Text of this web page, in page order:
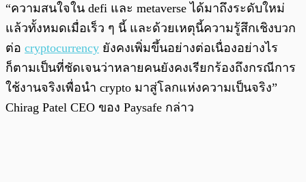
“ความสนใจใน defi และ metaverse ได้มาถึงระดับใหม่
แล้วทั้งหมดเมื่อเร็ว ๆ นี้ และด้วยเหตุนี้ความรู้สึกเชิงบวก
ต่อ cryptocurrency ยังคงเพิ่มขึ้นอย่างต่อเนื่องอย่างไร
ก็ตามเป็นที่ชัดเจนว่าหลายคนยังคงเรียกร้องถึงกรณีการ
ใช้งานจริงเพื่อนำ crypto มาสู่โลกแห่งความเป็นจริง”
Chirag Patel CEO ของ Paysafe กล่าว